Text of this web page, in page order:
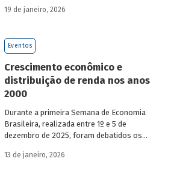
economia do país nos últimos 40 anos,
economistas renomados.
19 de janeiro, 2026
Eventos
Crescimento econômico e
distribuição de renda nos anos
2000
Durante a primeira Semana de Economia
Brasileira, realizada entre 1º e 5 de
dezembro de 2025, foram debatidos os
economia do país nos últimos 40 anos,
13 de janeiro, 2026